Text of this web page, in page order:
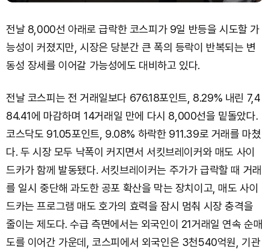
전날 8,000선 아래로 급락한 코스피가 9일 반등을 시도할 가
능성이 커졌지만, 시장은 당분간 큰 폭의 등락이 반복되는 변
동성 장세를 이어갈 가능성에도 대비하고 있다.
전날 코스피는 전 거래일보다 676.18포인트, 8.29% 내린 7,4
84.41에 마감하며 14거래일 만에 다시 8,000선을 밑돌았다.
코스닥도 91.05포인트, 9.08% 하락한 911.39로 거래를 마쳤
다. 두 시장 모두 낙폭이 커지면서 서킷브레이커와 매도 사이
드카가 함께 발동됐다. 서킷브레이커는 주가가 급락할 때 거래
를 일시 중단해 과도한 공포 확산을 막는 장치이고, 매도 사이
드카는 프로그램 매도 호가의 효력을 잠시 멈춰 시장 충격을
줄이는 제도다. 수급 측면에서는 외국인이 21거래일 연속 순매
도를 이어간 가운데, 코스피에서 외국인은 3천540억원, 기관